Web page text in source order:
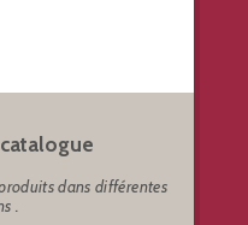
dans différentes
.